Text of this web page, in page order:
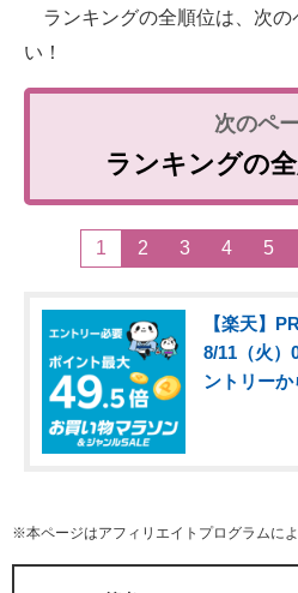
ランキングの全順位は、次の
い！
ランキングの
1 2 3 4 5
【楽天】
8/11（火
ントリーか
※本ページはアフィリエイトプログラムに